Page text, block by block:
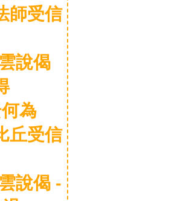
師受信
說偈
得
為
丘受信
說偈 -